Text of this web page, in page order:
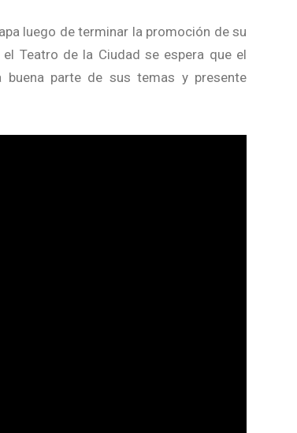
luego de terminar la promoción de su
Teatro de la Ciudad se espera que el
parte de sus temas y presente